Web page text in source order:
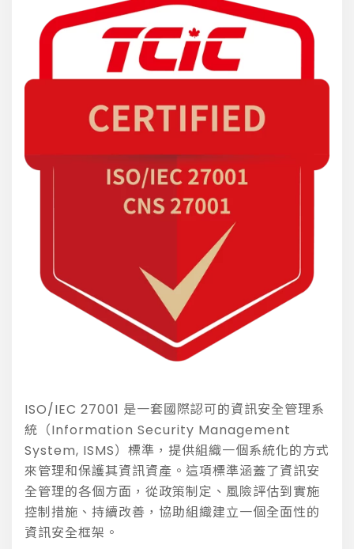
ISO/IEC 27001 是一套國際認可的資訊安全管理系
統（Information Security Management
System, ISMS）標準，提供組織一個系統化的方式
來管理和保護其資訊資產。這項標準涵蓋了資訊安
全管理的各個方面，從政策制定、風險評估到實施
控制措施、持續改善，協助組織建立一個全面性的
資訊安全框架。